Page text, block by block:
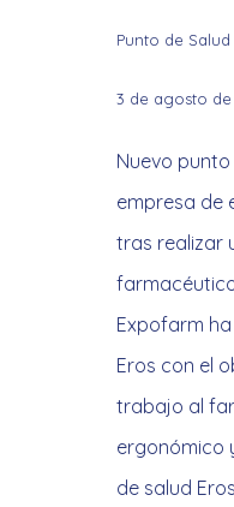
Punto de Salud
3 de agosto de
Nuevo
empresa de
tras realizar
Expofarm
Eros con el
trabajo al
ergonómico
de salud